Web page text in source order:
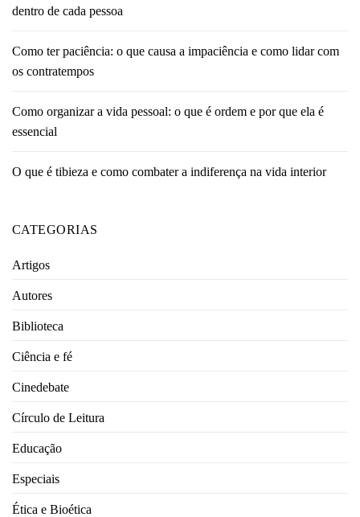
dentro de cada pessoa
Como ter paciência: o que causa a impaciência e como lidar com
os contratempos
Como organizar a vida pessoal: o que é ordem e por que ela é
essencial
O que é tibieza e como combater a indiferença na vida interior
CATEGORIAS
Artigos
Autores
Biblioteca
Ciência e fé
Cinedebate
Círculo de Leitura
Educação
Especiais
Ética e Bioética